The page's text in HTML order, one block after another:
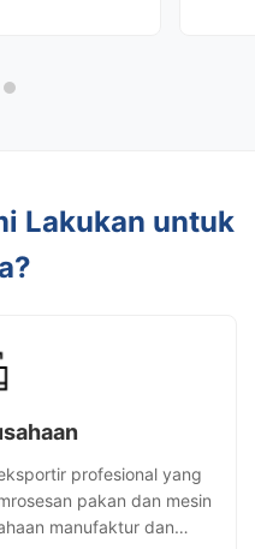
...
Lakukan untuk
profesional yang
pakan dan mesin
manufaktur dan